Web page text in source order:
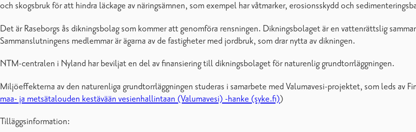
och skogsbruk för att hindra läckage av näringsämnen, som exempel har våtmarker, erosionsskydd och
Det är Raseborgs ås dikningsbolag som kommer att genomföra rensningen. Dikningsbolaget är en vattenrättslig
Sammanslutningens medlemmar är ägarna av de fastigheter med jordbruk, som drar nytta av dikningen.
NTM-centralen i Nyland har beviljat en del av finansiering till dikningsbolaget för naturenlig grundtorrläggningen.
Miljöeffekterna av den naturenliga grundtorrläggningen studeras i samarbete med Valumavesi-projektet, som leds av
maa- ja metsätalouden kestävään vesienhallintaan (Valumavesi) -hanke (syke.fi))
Tilläggsinformation: